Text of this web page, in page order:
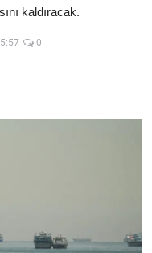
kaldıracak.
0